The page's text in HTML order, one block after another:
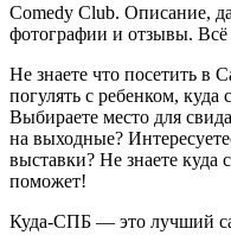
Comedy Club. Описание,
фотографии и отзывы. Всё
Не знаете что посетить в
погулять с ребенком,
Выбираете место для
на выходные?
выставки? Не знаете куда
поможет!
Куда-СПБ — это лучший